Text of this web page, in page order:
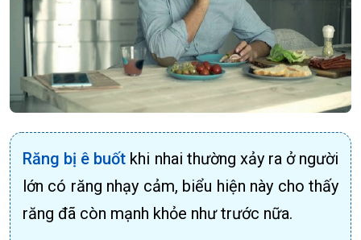
Răng bị ê buốt khi nhai thường xảy ra ở người
lớn có răng nhạy cảm, biểu hiện này cho thấy
răng đã còn mạnh khỏe như trước nữa.